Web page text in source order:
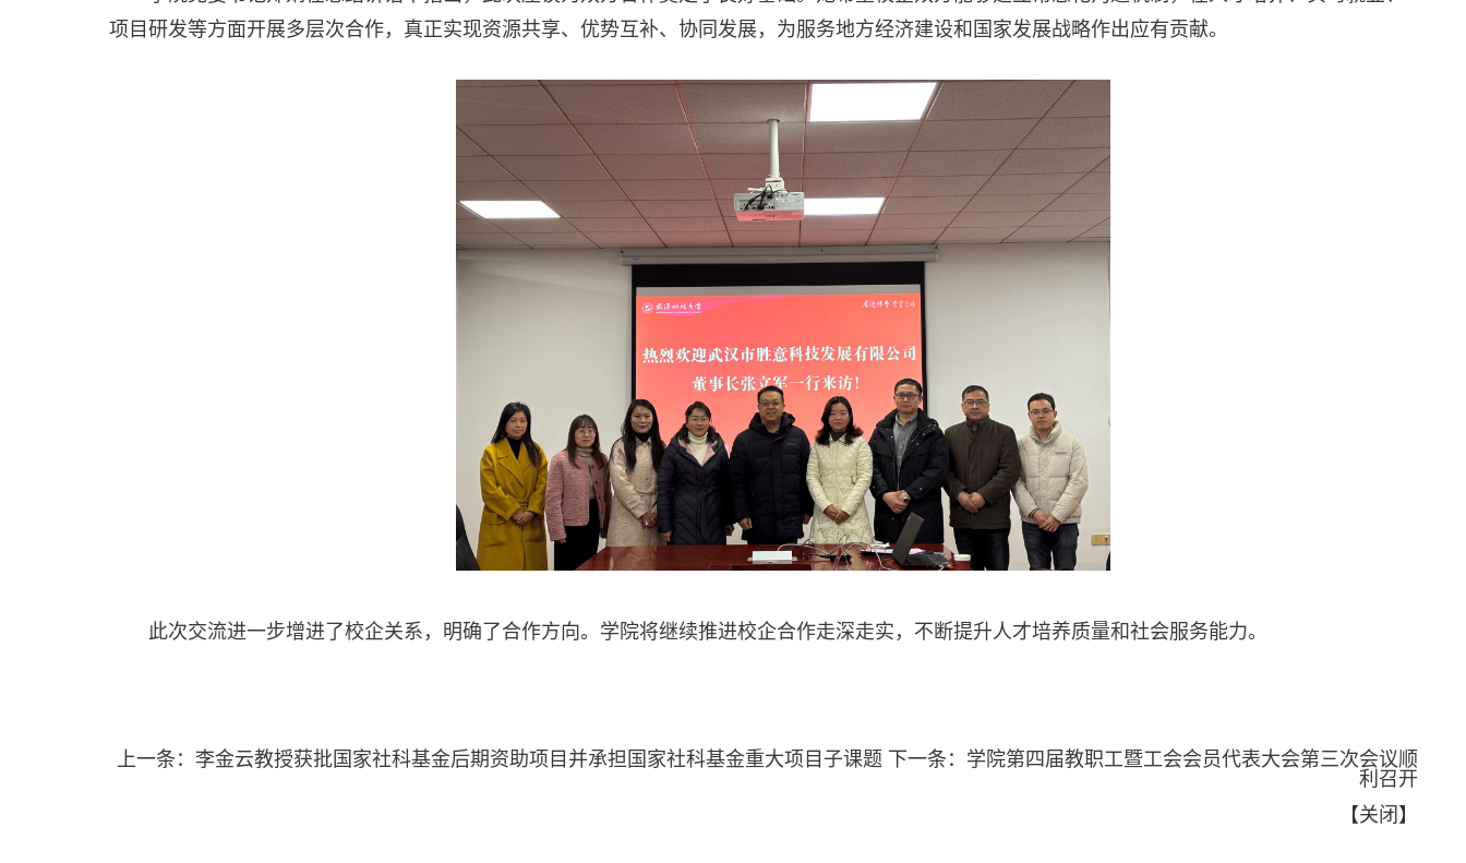
项目研发等方面开展多层次合作，真正实现资源共享、优势互补、协同发展，为服务地方经济建设和国家发展战略作出应有贡献。
此次交流进一步增进了校企关系 ，明确了合作方向。学院将继续推进校企合作走深走实，不断提升人才培养质量和社会服务能力。
上一条： 李金云教授获批国家社科基金后期资助项目并承担国家社科基金重大项目子课题 下一条： 学院第四届教职工暨工会会员代表大会第三次会议顺
利召开
【关闭 】